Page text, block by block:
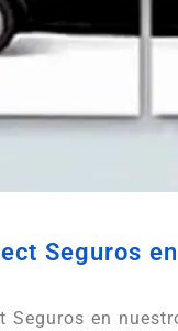
Seguros
en